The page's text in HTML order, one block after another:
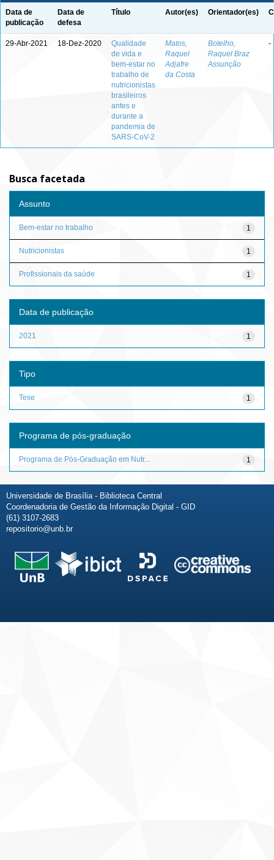
Data de
publicação
Data de
defesa
Título Autor(es) Orientador(es)
29-Abr-2021 18-Dez-2020
Qualidade
de vida e
bem-estar no
trabalho de
nutricionistas
brasileiros
antes e
durante a
pandemia de
SARS-CoV-2
Matos,
Raquel
Adjafre
da Costa
Botelho,
Raquel Braz
Assunção
-
Busca facetada
Assunto
1
Bem-estar no trabalho
1
Nutricionistas
1
Profissionais da saúde
Data de publicação
1
2021
Tipo
1
Tese
Programa de pós-graduação
1
Programa de Pós-Graduação em Nutr...
Universidade de Brasília - Biblioteca Central
Coordenadoria de Gestão da Informação Digital - GID
(61) 3107-2683
repositorio@unb.br